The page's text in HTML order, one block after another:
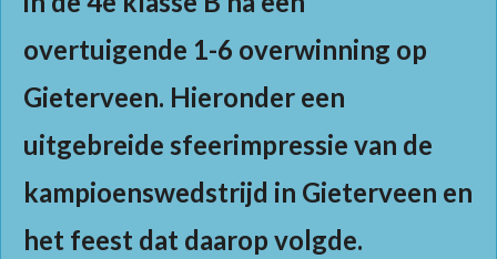
overtuigende 1-6 overwinning op
Gieterveen. Hieronder een
uitgebreide sfeerimpressie van de
kampioenswedstrijd in Gieterveen en
het feest dat daarop volgde.